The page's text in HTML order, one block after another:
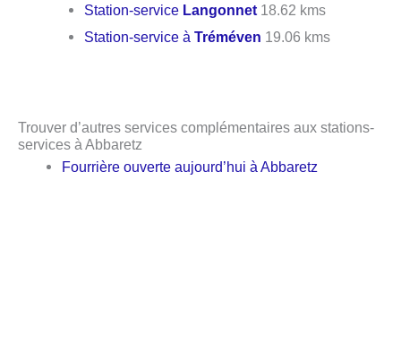
Station-service Langonnet 18.62 kms
Station-service àTréméven 19.06 kms
Trouver d’autres services complémentaires aux stations-
services à Abbaretz
Fourrière ouverte aujourd’hui à Abbaretz